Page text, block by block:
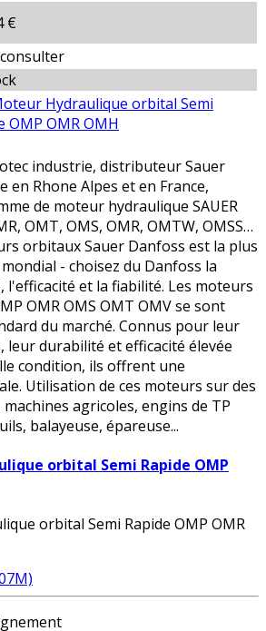
€
Hydraulique orbital Semi
OMP OMR OMH
industrie, distributeur Sauer
en Rhone Alpes et en France,
de moteur hydraulique SAUER
OMT, OMS, OMR, OMTW, OMSS…
orbitaux Sauer Danfoss est la plus
- choisez du Danfoss la
l'efficacité et la fiabilité. Les moteurs
OMR OMS OMT OMV se sont
du marché. Connus pour leur
leur durabilité et efficacité élevée
condition, ils offrent une
Utilisation de ces moteurs sur des
agricoles, engins de TP
balayeuse, épareuse...
orbital Semi Rapide OMP
orbital Semi Rapide OMP OMR